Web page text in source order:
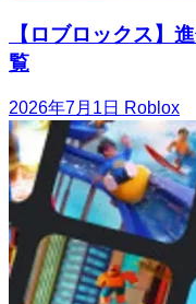
【ロブロックス】
覧
2026年7月1日 Roblox